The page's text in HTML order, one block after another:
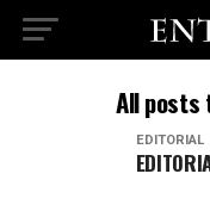
All posts
EDITORIAL